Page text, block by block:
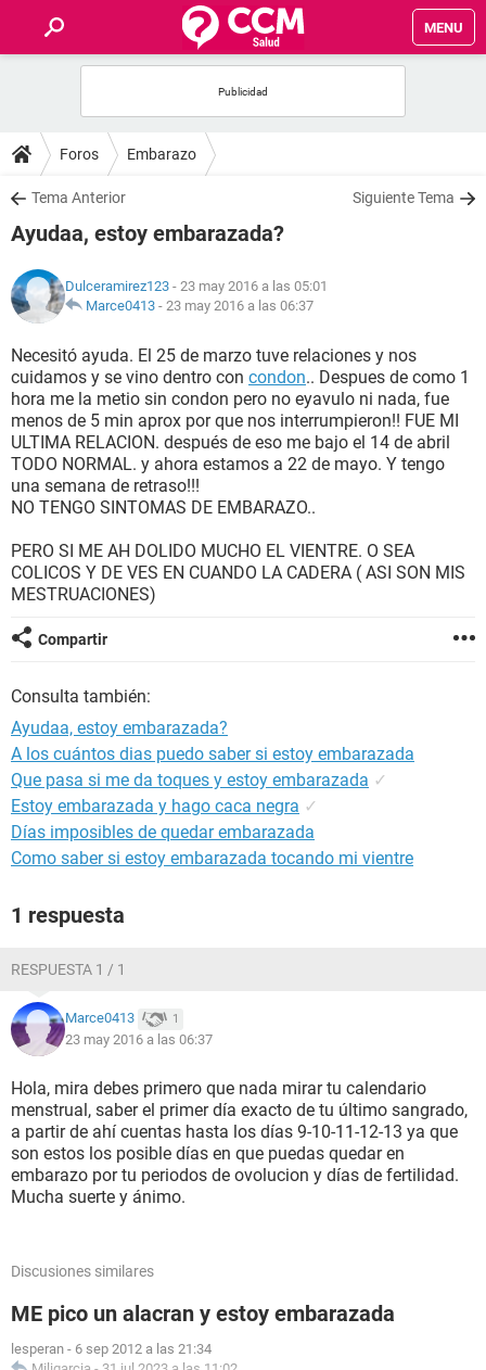
MENU
FOROS
SALUD
FAMILIA
NUTRICIÓN
BIENESTAR
SEXUALIDAD
GLOSARIO
Foros Embarazo
Tema Anterior Siguiente Tema
Ayudaa, estoy embarazada?
Dulceramirez123 - 23 may 2016 a las 05:01
Marce0413 - 23 may 2016 a las 06:37
Necesitó ayuda. El 25 de marzo tuve relaciones y nos
cuidamos y se vino dentro con condon.. Despues de como 1
hora me la metio sin condon pero no eyavulo ni nada, fue
menos de 5 min aprox por que nos interrumpieron!! FUE MI
ULTIMA RELACION. después de eso me bajo el 14 de abril
TODO NORMAL. y ahora estamos a 22 de mayo. Y tengo
una semana de retraso!!!
NO TENGO SINTOMAS DE EMBARAZO..
PERO SI ME AH DOLIDO MUCHO EL VIENTRE. O SEA
COLICOS Y DE VES EN CUANDO LA CADERA ( ASI SON MIS
MESTRUACIONES)
Compartir
Consulta también:
Ayudaa, estoy embarazada?
A los cuántos dias puedo saber si estoy embarazada
Que pasa si me da toques y estoy embarazada ✓
Estoy embarazada y hago caca negra ✓
Días imposibles de quedar embarazada
Como saber si estoy embarazada tocando mi vientre
1 respuesta
RESPUESTA 1 / 1
Marce0413 1
23 may 2016 a las 06:37
Hola, mira debes primero que nada mirar tu calendario
menstrual, saber el primer día exacto de tu último sangrado,
a partir de ahí cuentas hasta los días 9-10-11-12-13 ya que
son estos los posible días en que puedas quedar en
embarazo por tu periodos de ovolucion y días de fertilidad.
Mucha suerte y ánimo.
Discusiones similares
ME pico un alacran y estoy embarazada
lesperan - 6 sep 2012 a las 21:34